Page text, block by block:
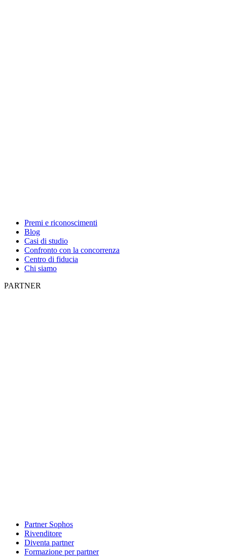
Premi e riconoscimenti
Blog
Casi di studio
Confronto con la concorrenza
Centro di fiducia
Chi siamo
PARTNER
Partner Sophos
Rivenditore
Diventa partner
Formazione per partner